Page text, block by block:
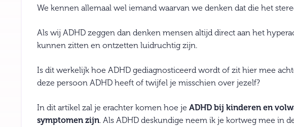
We kennen allemaal wel iemand waarvan we denken dat die het
Als wij ADHD zeggen dan denken mensen altijd direct aan het
kunnen zitten en ontzetten luidruchtig zijn.
Is dit werkelijk hoe ADHD gediagnosticeerd wordt of zit hier mee
deze persoon ADHD heeft of twijfel je misschien over jezelf?
In dit artikel zal je erachter komen hoe je ADHD bij kinderen en
symptomen zijn. Als ADHD deskundige neem ik je kortweg mee in